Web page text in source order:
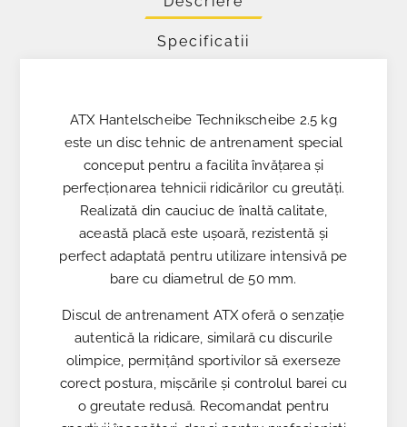
Specificatii
ATX Hantelscheibe Technikscheibe 2.5 kg
este un disc tehnic de antrenament special
conceput pentru a facilita învățarea și
perfecționarea tehnicii ridicărilor cu greutăți.
Realizată din cauciuc de înaltă calitate,
această placă este ușoară, rezistentă și
perfect adaptată pentru utilizare intensivă pe
bare cu diametrul de 50 mm.
Discul de antrenament ATX oferă o senzație
autentică la ridicare, similară cu discurile
olimpice, permițând sportivilor să exerseze
corect postura, mișcările și controlul barei cu
o greutate redusă. Recomandat pentru